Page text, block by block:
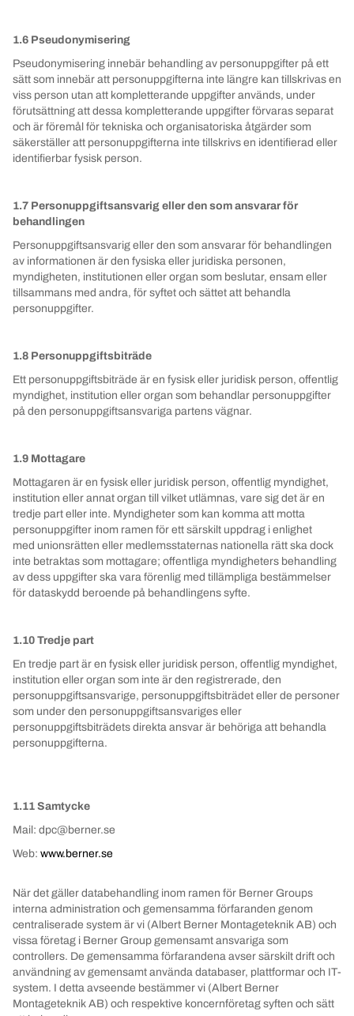
1.6 Pseudonymisering
Pseudonymisering innebär behandling av personuppgifter på ett
sätt som innebär att personuppgifterna inte längre kan tillskrivas en
viss person utan att kompletterande uppgifter används, under
förutsättning att dessa kompletterande uppgifter förvaras separat
och är föremål för tekniska och organisatoriska åtgärder som
säkerställer att personuppgifterna inte tillskrivs en identifierad eller
identifierbar fysisk person.
1.7 Personuppgiftsansvarig eller den som ansvarar för
behandlingen
Personuppgiftsansvarig eller den som ansvarar för behandlingen
av informationen är den fysiska eller juridiska personen,
myndigheten, institutionen eller organ som beslutar, ensam eller
tillsammans med andra, för syftet och sättet att behandla
personuppgifter.
1.8 Personuppgiftsbiträde
Ett personuppgiftsbiträde är en fysisk eller juridisk person, offentlig
myndighet, institution eller organ som behandlar personuppgifter
på den personuppgiftsansvariga partens vägnar.
1.9 Mottagare
Mottagaren är en fysisk eller juridisk person, offentlig myndighet,
institution eller annat organ till vilket utlämnas, vare sig det är en
tredje part eller inte. Myndigheter som kan komma att motta
personuppgifter inom ramen för ett särskilt uppdrag i enlighet
med unionsrätten eller medlemsstaternas nationella rätt ska dock
inte betraktas som mottagare; offentliga myndigheters behandling
av dess uppgifter ska vara förenlig med tillämpliga bestämmelser
för dataskydd beroende på behandlingens syfte.
1.10 Tredje part
En tredje part är en fysisk eller juridisk person, offentlig myndighet,
institution eller organ som inte är den registrerade, den
personuppgiftsansvarige, personuppgiftsbiträdet eller de personer
som under den personuppgiftsansvariges eller
personuppgiftsbiträdets direkta ansvar är behöriga att behandla
personuppgifterna.
1.11 Samtycke
Mail: dpc@berner.se
Web: www.berner.se
När det gäller databehandling inom ramen för Berner Groups
interna administration och gemensamma förfaranden genom
centraliserade system är vi (Albert Berner Montageteknik AB) och
vissa företag i Berner Group gemensamt ansvariga som
controllers. De gemensamma förfarandena avser särskilt drift och
användning av gemensamt använda databaser, plattformar och IT-
system. I detta avseende bestämmer vi (Albert Berner
Montageteknik AB) och respektive koncernföretag syften och sätt